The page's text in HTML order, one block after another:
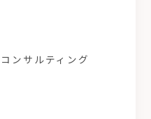
ンサルティング